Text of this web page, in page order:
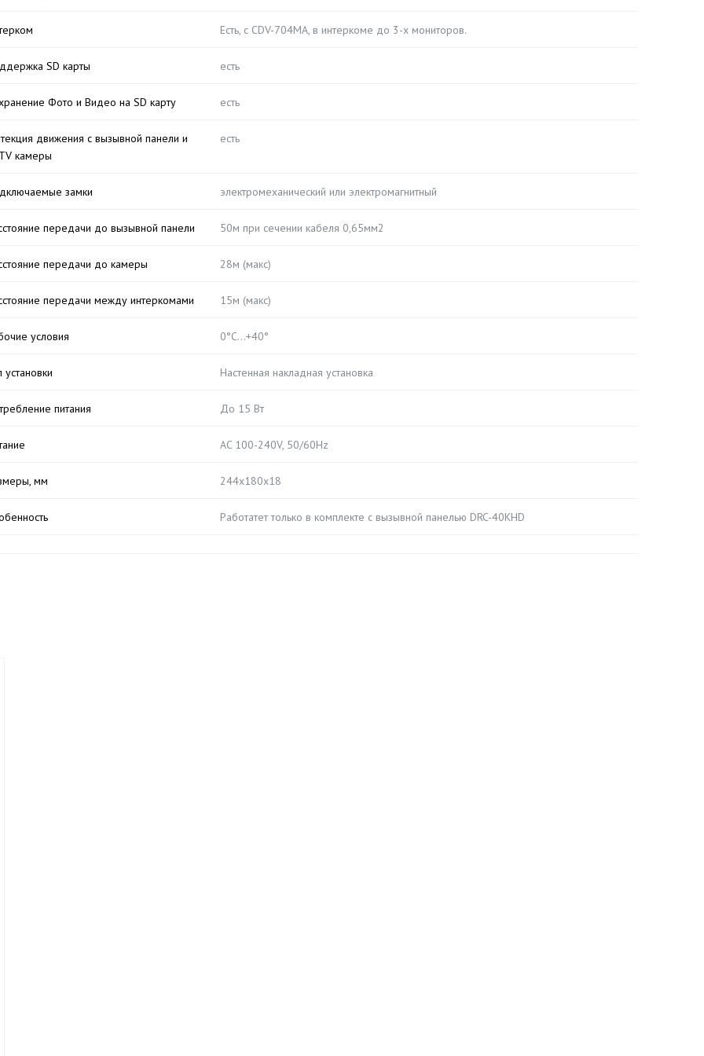
Есть, с CDV-704MA, в интеркоме до 3-х мониторов.
SD карты есть
Фото и Видео на SD карту есть
движения с вызывной панели и
камеры
есть
замки электромеханический или электромагнитный
передачи до вызывной панели 50м при сечении кабеля 0,65мм2
передачи до камеры 28м (макс)
передачи между интеркомами 15м (макс)
условия 0°C…+40°
установки Настенная накладная установка
питания До 15 Вт
AC 100-240V, 50/60Hz
мм 244x180x18
Работатет только в комплекте с вызывной панелью DRC-40KHD